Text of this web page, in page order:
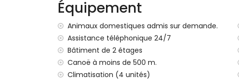
port le plus proche : La Fontana, Javea (à
parc le plus proche : Montgo, Javea (à moins
aéroport le plus proche : Alicante (à moins de
deuxième aéroport le plus proche : Valence (>
veuillez consulter si les animaux de
L'immeuble où se trouve le logement dispose
Le logement est très adapté pour les familles
Équipement
Animaux domestiques admis sur demande.
Assistance téléphonique 24/7
Bâtiment de 2 étages
Canoë à moins de 500 m.
Climatisation (4 unités)